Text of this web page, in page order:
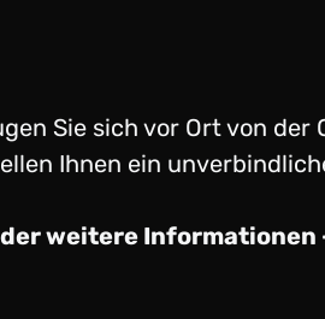
Sie sich vor Ort von
Ihnen ein
weitere